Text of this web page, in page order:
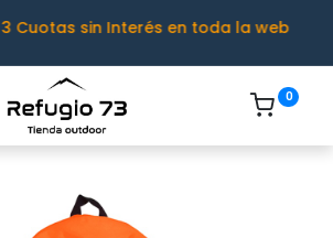
3 Cuotas sin Interés en toda la web
0